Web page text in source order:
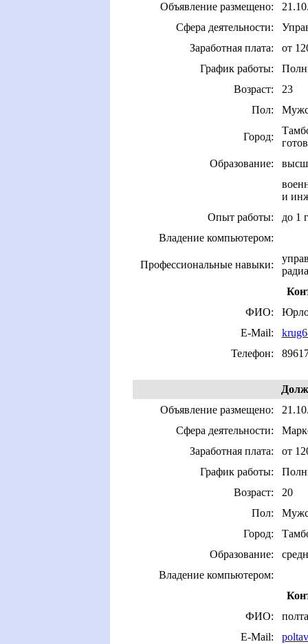
Объявление размещено:
Сфера деятельности:
Заработная плата:
от
График работы:
Возраст:
23
Пол:
Город:
Образование:
и
Опыт работы:
до 1
Владение компьютером:
Профессиональные навыки:
ФИО:
E-Mail:
Телефон:
Объявление размещено:
Сфера деятельности:
Заработная плата:
от
График работы:
Возраст:
20
Пол:
Город:
Образование:
Владение компьютером:
ФИО:
E-Mail: